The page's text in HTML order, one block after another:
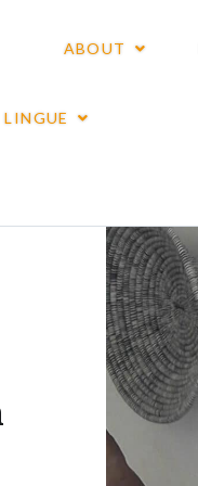
ABOUT
LINGUE